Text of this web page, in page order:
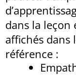
dans la leçon
affichés dans
référence :